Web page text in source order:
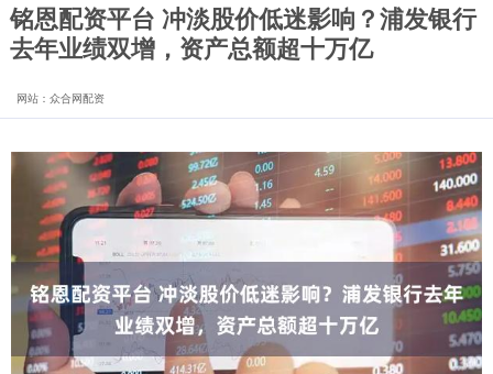
铭恩配资平台 冲淡股价低迷影响？浦发银行
去年业绩双增，资产总额超十万亿
网站：众合网配资